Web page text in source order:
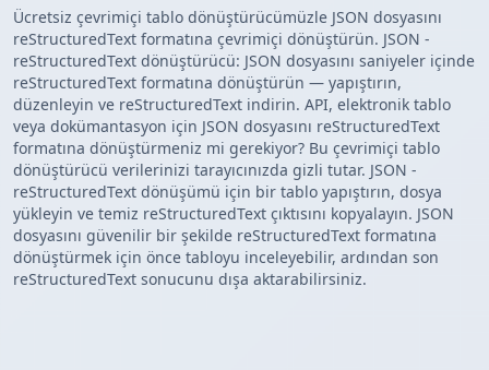
Ücretsiz çevrimiçi tablo dönüştürücümüzle JSON dosyasını
reStructuredText formatına çevrimiçi dönüştürün. JSON -
reStructuredText dönüştürücü: JSON dosyasını saniyeler içinde
reStructuredText formatına dönüştürün — yapıştırın,
düzenleyin ve reStructuredText indirin. API, elektronik tablo
veya dokümantasyon için JSON dosyasını reStructuredText
formatına dönüştürmeniz mi gerekiyor? Bu çevrimiçi tablo
dönüştürücü verilerinizi tarayıcınızda gizli tutar. JSON -
reStructuredText dönüşümü için bir tablo yapıştırın, dosya
yükleyin ve temiz reStructuredText çıktısını kopyalayın. JSON
dosyasını güvenilir bir şekilde reStructuredText formatına
dönüştürmek için önce tabloyu inceleyebilir, ardından son
reStructuredText sonucunu dışa aktarabilirsiniz.